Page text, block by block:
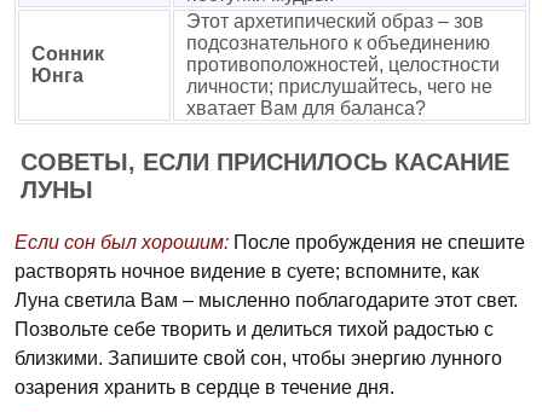
Сонник
Юнга
Этот архетипический образ – зов
подсознательного к объединению
противоположностей, целостности
личности; прислушайтесь, чего не
хватает Вам для баланса?
СОВЕТЫ, ЕСЛИ ПРИСНИЛОСЬ КАСАНИЕ
ЛУНЫ
Если сон был хорошим: После пробуждения не спешите
растворять ночное видение в суете; вспомните, как
Луна светила Вам – мысленно поблагодарите этот свет.
Позвольте себе творить и делиться тихой радостью с
близкими. Запишите свой сон, чтобы энергию лунного
озарения хранить в сердце в течение дня.